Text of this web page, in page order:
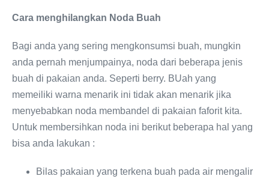
Cara menghilangkan Noda Buah
Bagi anda yang sering mengkonsumsi buah, mungkin
anda pernah menjumpainya, noda dari beberapa jenis
buah di pakaian anda. Seperti berry. BUah yang
memeiliki warna menarik ini tidak akan menarik jika
menyebabkan noda membandel di pakaian faforit kita.
Untuk membersihkan noda ini berikut beberapa hal yang
bisa anda lakukan :
Bilas pakaian yang terkena buah pada air mengalir